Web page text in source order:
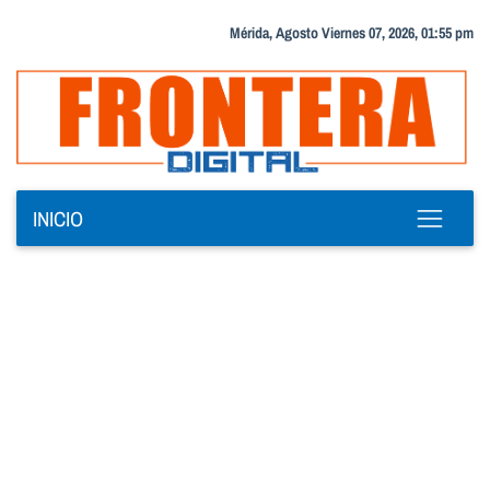
Mérida, Agosto Viernes 07, 2026, 01:55 pm
INICIO